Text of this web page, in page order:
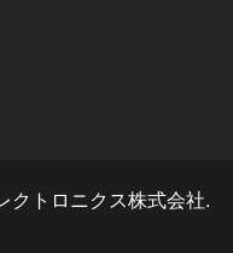
トロニクス株式会社.